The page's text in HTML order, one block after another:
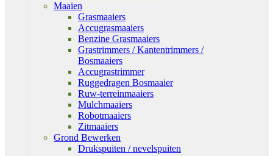
Maaien
Grasmaaiers
Accugrasmaaiers
Benzine Grasmaaiers
Grastrimmers / Kantentrimmers /
Bosmaaiers
Accugrastrimmer
Ruggedragen Bosmaaier
Ruw-terreinmaaiers
Mulchmaaiers
Robotmaaiers
Zitmaaiers
Grond Bewerken
Drukspuiten / nevelspuiten